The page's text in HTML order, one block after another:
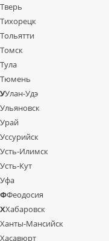
Тверь
Тихорецк
Тольятти
Томск
Тула
Тюмень
УУлан-Удэ
Ульяновск
Урай
Уссурийск
Усть-Илимск
Усть-Кут
Уфа
ФФеодосия
ХХабаровск
Ханты-Мансийск
Хасавюрт